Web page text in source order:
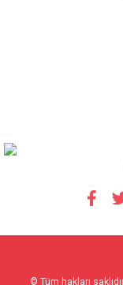
© Tüm hakları